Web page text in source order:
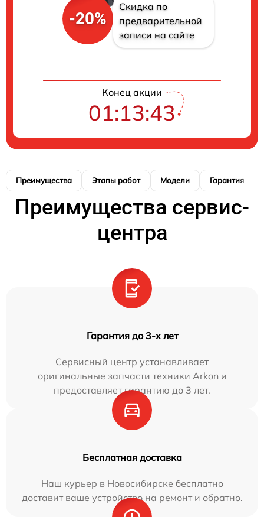
-20%
Скидка по
предварительной
записи на сайте
Конец акции
01:13:42
Преимущества Этапы работ Модели Гарантия
Преимущества сервис-
центра
Гарантия до 3-х лет
Сервисный центр устанавливает
оригинальные запчасти техники Arkon и
предоставляет гарантию до 3 лет.
Бесплатная доставка
Наш курьер в Новосибирске бесплатно
доставит ваше устройство на ремонт и обратно.